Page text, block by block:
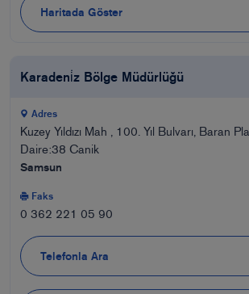
Haritada Göster
Karadeni̇z Bölge Müdürlüğü
Adres
Kuzey Yıldızı Mah , 100. Yıl Bulvarı, Baran
Daire:38 Canik
Samsun
Faks
0 362 221 05 90
Telefonla Ara